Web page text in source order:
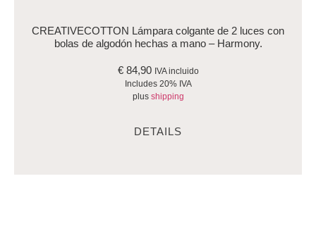
CREATIVECOTTON Lámpara colgante de 2 luces con
bolas de algodón hechas a mano – Harmony.
€84,90 IVA incluido
Includes 20% IVA
plus shipping
DETAILS